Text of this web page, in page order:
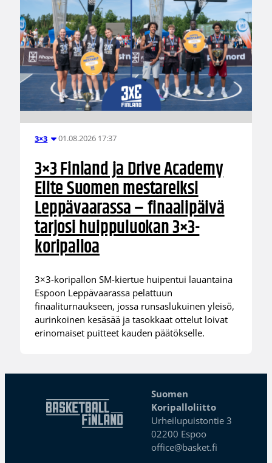
3×3 01.08.2026 17:37
3×3 Finland ja Drive Academy
Elite Suomen mestareiksi
Leppävaarassa – finaalipäivä
tarjosi huippuluokan 3×3-
koripalloa
3×3-koripallon SM-kiertue huipentui lauantaina
Espoon Leppävaarassa pelattuun
finaaliturnaukseen, jossa runsaslukuinen yleisö,
aurinkoinen kesäsää ja tasokkaat ottelut loivat
erinomaiset puitteet kauden päätökselle.
Suomen
Koripalloliitto
Urheilupuistontie 3
02200 Espoo
office@basket.fi